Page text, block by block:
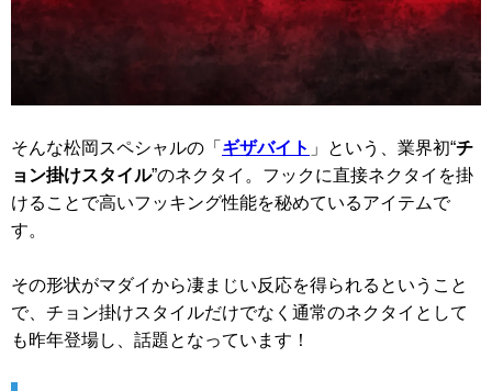
そんな松岡スペシャルの「 ギザバイト 」という、業界初“チ
ョン掛けスタイル”のネクタイ。フックに直接ネクタイを掛
けることで高いフッキング性能を秘めているアイテムで
す。
その形状がマダイから凄まじい反応を得られるということ
で、チョン掛けスタイルだけでなく通常のネクタイとして
も昨年登場し、話題となっています！